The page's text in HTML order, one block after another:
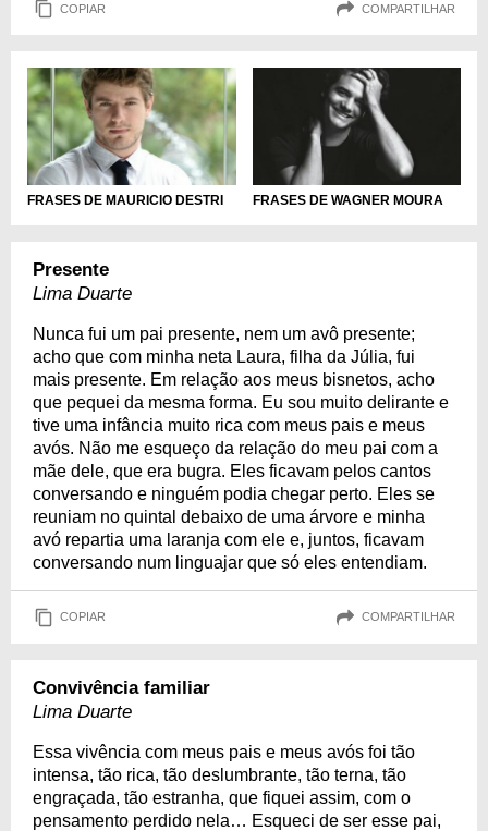
COPIAR COMPARTILHAR
FRASES DE MAURICIO DESTRI FRASES DE WAGNER MOURA
Presente
Lima Duarte
Nunca fui um pai presente, nem um avô presente;
acho que com minha neta Laura, filha da Júlia, fui
mais presente. Em relação aos meus bisnetos, acho
que pequei da mesma forma. Eu sou muito delirante e
tive uma infância muito rica com meus pais e meus
avós. Não me esqueço da relação do meu pai com a
mãe dele, que era bugra. Eles ficavam pelos cantos
conversando e ninguém podia chegar perto. Eles se
reuniam no quintal debaixo de uma árvore e minha
avó repartia uma laranja com ele e, juntos, ficavam
conversando num linguajar que só eles entendiam.
COPIAR COMPARTILHAR
Convivência familiar
Lima Duarte
Essa vivência com meus pais e meus avós foi tão
intensa, tão rica, tão deslumbrante, tão terna, tão
engraçada, tão estranha, que fiquei assim, com o
pensamento perdido nela… Esqueci de ser esse pai,